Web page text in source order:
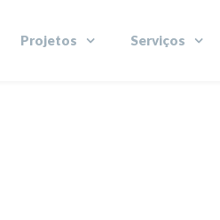
Projetos Serviços